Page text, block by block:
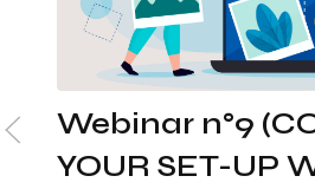
Webinar n°9
YOUR SET-UP